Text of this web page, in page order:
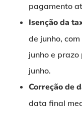
pagamento
Isenção da
de junho,
junho e
junho.
Correção de
data final